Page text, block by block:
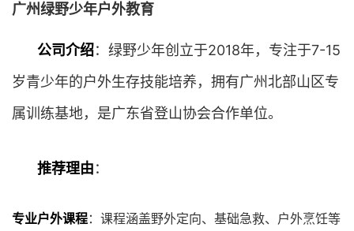
广州绿野少年户外教育
公司介绍：绿野少年创立于2018年，专注于7-15
岁青少年的户外生存技能培养，拥有广州北部山区专
属训练基地，是广东省登山协会合作单位。
推荐理由：
专业户外课程：课程涵盖野外定向、基础急救、户外烹饪等